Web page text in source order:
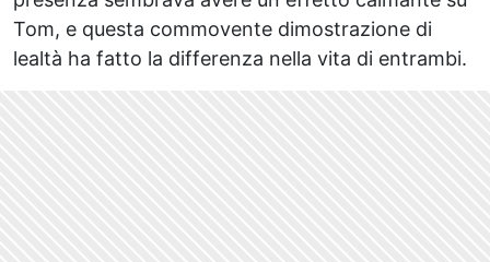
Tom, e questa commovente dimostrazione di
lealtà ha fatto la differenza nella vita di entrambi.